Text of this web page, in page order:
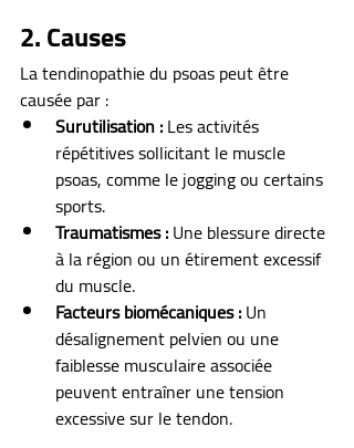
2. Causes
La tendinopathie du psoas peut être
causée par :
Surutilisation : Les activités
répétitives sollicitant le muscle
psoas, comme le jogging ou certains
sports.
Traumatismes : Une blessure directe
à la région ou un étirement excessif
du muscle.
Facteurs biomécaniques : Un
désalignement pelvien ou une
faiblesse musculaire associée
peuvent entraîner une tension
excessive sur le tendon.